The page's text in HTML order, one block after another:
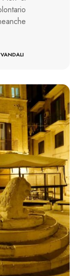
VANDALI